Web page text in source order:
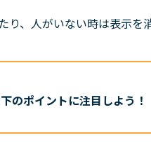
り、人がいない時は表示を
のポイントに注目しよう！